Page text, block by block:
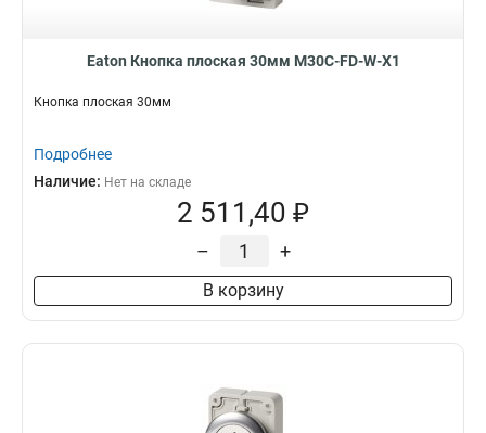
Eaton Кнопка плоская 30мм M30C-FD-W-X1
Кнопка плоская 30мм
Подробнее
Наличие: Нет на складе
2 511,40 ₽
– +
В корзину